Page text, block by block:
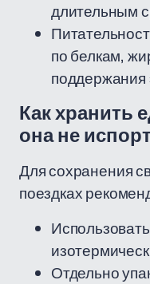
длительным
по белкам,
поддержания
Как хранить
она не
Для сохранения
поездках
Отдельно